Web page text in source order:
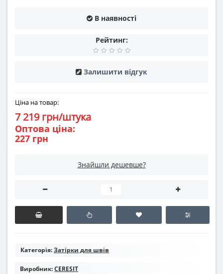
В наявності
Рейтинг:
Залишити відгук
Ціна на товар:
7 219 грн/штука
Оптова ціна:
227 грн
Знайшли дешевше?
Категорія:Затірки для швів
Виробник:CERESIT